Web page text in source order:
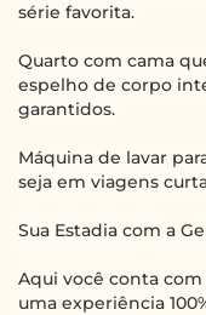
série favorita.
Quarto com cama
espelho de corpo
garantidos.
Máquina de lavar
seja em viagens
Sua Estadia com a
Aqui você conta
uma experiência